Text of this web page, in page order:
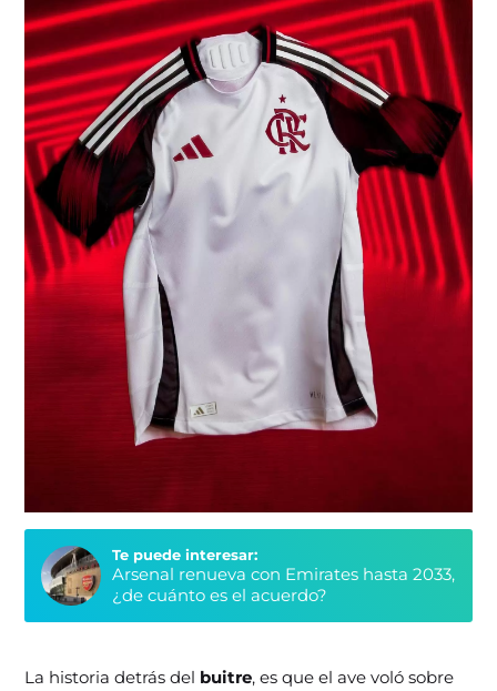
Te puede interesar:
Arsenal renueva con Emirates hasta 2033,
¿de cuánto es el acuerdo?
La historia detrás del buitre, es que el ave voló sobre